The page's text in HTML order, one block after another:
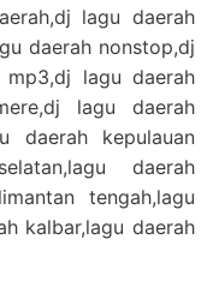
lagu daerah
daerah nonstop,dj
lagu daerah
lagu daerah
daerah kepulauan
daerah
tengah,lagu
kalbar,lagu daerah